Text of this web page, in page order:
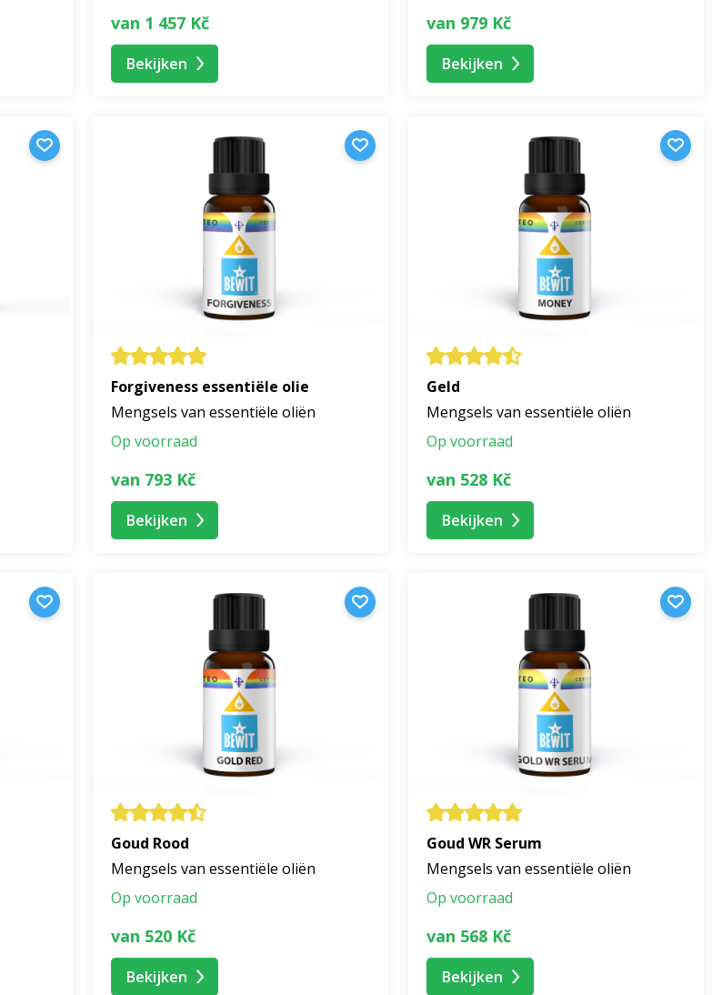
van 1 457 Kč
Bekijken
van 979 Kč
Bekijken
Forgiveness essentiële olie
Mengsels van essentiële oliën
Op voorraad
van 793 Kč
Bekijken
Geld
Mengsels van essentiële oliën
Op voorraad
van 528 Kč
Bekijken
Goud Rood
Mengsels van essentiële oliën
Op voorraad
van 520 Kč
Bekijken
Goud WR Serum
Mengsels van essentiële oliën
Op voorraad
van 568 Kč
Bekijken